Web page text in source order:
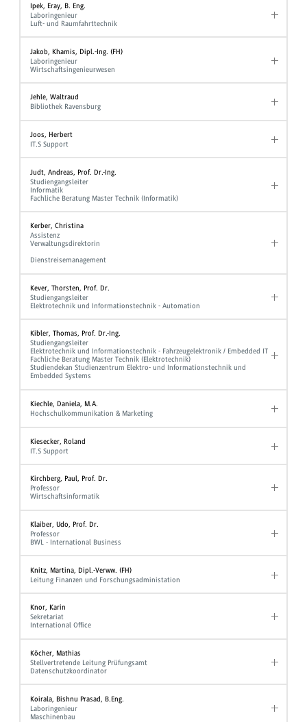
Ipek, Eray, B. Eng.
Laboringenieur
Luft- und Raumfahrttechnik
Jakob, Khamis, Dipl.-Ing. (FH)
Laboringenieur
Wirtschaftsingenieurwesen
Jehle, Waltraud
Bibliothek Ravensburg
Joos, Herbert
IT.S Support
Judt, Andreas, Prof. Dr.-Ing.
Studiengangsleiter
Informatik
Fachliche Beratung Master Technik (Informatik)
Kerber, Christina
Assistenz
Verwaltungsdirektorin
Dienstreisemanagement
Kever, Thorsten, Prof. Dr.
Studiengangsleiter
Elektrotechnik und Informationstechnik - Automation
Kibler, Thomas, Prof. Dr.-Ing.
Studiengangsleiter
Elektrotechnik und Informationstechnik - Fahrzeugelektronik / Embedded IT
Fachliche Beratung Master Technik (Elektrotechnik)
Studiendekan Studienzentrum Elektro- und Informationstechnik und
Embedded Systems
Kiechle, Daniela, M.A.
Hochschulkommunikation & Marketing
Kiesecker, Roland
IT.S Support
Kirchberg, Paul, Prof. Dr.
Professor
Wirtschaftsinformatik
Klaiber, Udo, Prof. Dr.
Professor
BWL - International Business
Knitz, Martina, Dipl.-Verww. (FH)
Leitung Finanzen und Forschungsadministation
Knor, Karin
Sekretariat
International Office
Köcher, Mathias
Stellvertretende Leitung Prüfungsamt
Datenschutzkoordinator
Koirala, Bishnu Prasad, B.Eng.
Laboringenieur
Maschinenbau